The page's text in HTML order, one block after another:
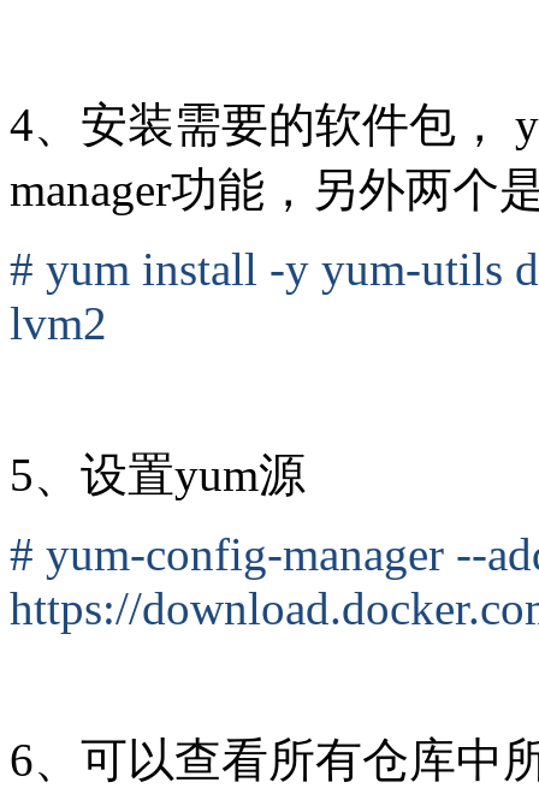
4、安装需要的软件包，
manager功能，另外两个
# yum install -y yum-utils
lvm2
5、设置yum源
# yum-config-manager --
https://
6、可以查看所有仓库中